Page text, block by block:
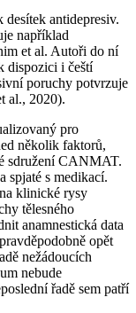
antidepresiv.
například
et al. Autoři do ní
dispozici i čeští
poruchy potvrzuje
al., 2020).
pro
několik faktorů,
sdružení CANMAT.
spjaté s medikací.
klinické rysy
tělesného
anamnestická data
opět
nežádoucích
nebude
řadě sem patří